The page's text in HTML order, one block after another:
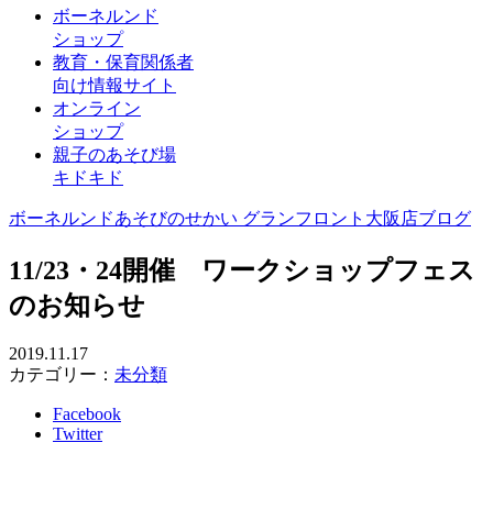
ボーネルンド
ショップ
教育・保育関係者
向け情報サイト
オンライン
ショップ
親子のあそび場
キドキド
ボーネルンドあそびのせかい グランフロント大阪店ブログ
11/23・24開催 ワークショップフェス
のお知らせ
2019.11.17
カテゴリー： 未分類
Facebook
Twitter